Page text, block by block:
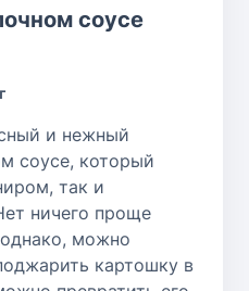
соусе
и нежный
соусе, который
так и
ничего проще
можно
картошку в